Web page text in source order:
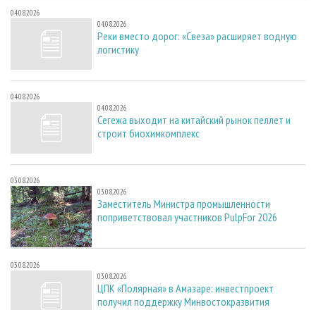
04.08.2026
04.08.2026
Реки вместо дорог: «Свеза» расширяет водную
логистику
04.08.2026
04.08.2026
Сегежа выходит на китайский рынок пеллет и
строит биохимкомплекс
03.08.2026
03.08.2026
Заместитель Министра промышленности
поприветствовал участников PulpFor 2026
03.08.2026
03.08.2026
ЦПК «Полярная» в Амазаре: инвестпроект
получил поддержку Минвостокразвития